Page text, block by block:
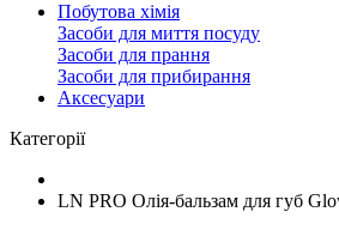
Побутова хімія
Засоби для миття посуду
Засоби для прання
Засоби для прибирання
Аксесуари
Категорії
LN PRO Олія-бальзам для губ